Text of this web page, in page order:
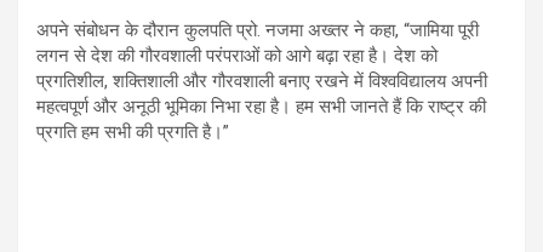
अपने संबोधन के दौरान कुलपति प्रो. नजमा अख्तर ने कहा, “जामिया पूरी
लगन से देश की गौरवशाली परंपराओं को आगे बढ़ा रहा है। देश को
प्रगतिशील, शक्तिशाली और गौरवशाली बनाए रखने में विश्वविद्यालय अपनी
महत्वपूर्ण और अनूठी भूमिका निभा रहा है। हम सभी जानते हैं कि राष्ट्र की
प्रगति हम सभी की प्रगति है।”